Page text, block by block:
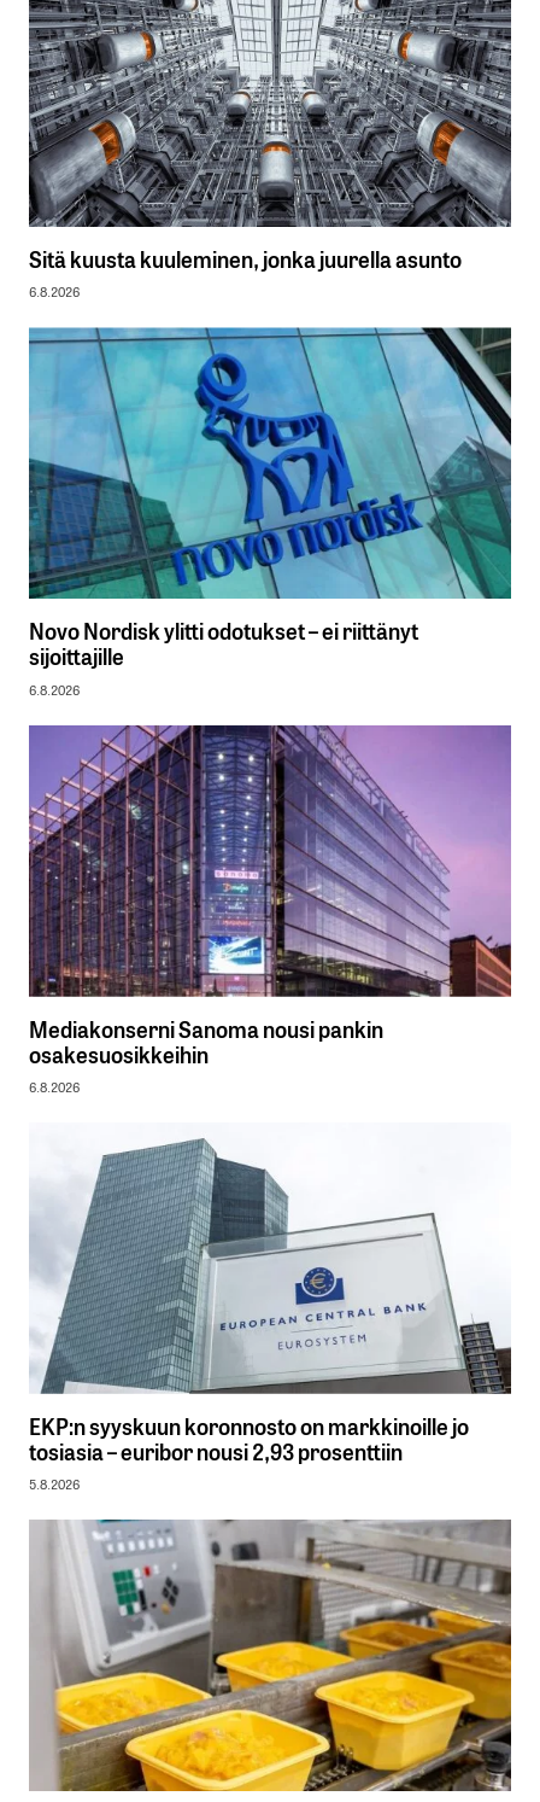
Sitä kuusta kuuleminen, jonka juurella asunto
6.8.2026
Novo Nordisk ylitti odotukset – ei riittänyt
sijoittajille
6.8.2026
Mediakonserni Sanoma nousi pankin
osakesuosikkeihin
6.8.2026
EKP:n syyskuun koronnosto on markkinoille jo
tosiasia – euribor nousi 2,93 prosenttiin
5.8.2026